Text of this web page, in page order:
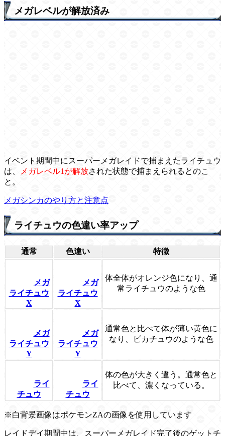
メガレベルが解放済み
イベント期間中にスーパーメガレイドで捕まえたライチュウ
は、
メガレベル1が解放された状態で捕まえられるとのこ
と。
メガシンカのやり方と注意点
ライチュウの色違い率アップ
通常 色違い 特徴
メガ
ライチュウ
X
メガ
ライチュウ
X
体全体がオレンジ色になり、通
常ライチュウのような色
メガ
ライチュウ
Y
メガ
ライチュウ
Y
通常色と比べて体が薄い黄色に
なり、ピカチュウのような色
ライ
チュウ
ライ
チュウ
体の色が大きく違う。通常色と
比べて、濃くなっている。
※白背景画像はポケモンZAの画像を使用しています
レイドデイ期間中は、スーパーメガレイド完了後のゲットチ